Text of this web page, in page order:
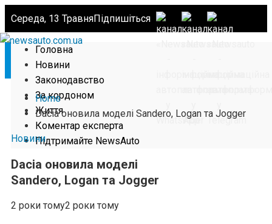
Середа, 13 ТравняПідпишіться
Головна
Новини
Законодавство
За кордоном
Життя
Коментар експерта
Підтримайте NewsAuto
Home
Dacia оновила моделі Sandero, Logan та Jogger
Новини
Dacia оновила моделі
Sandero, Logan та Jogger
2 роки тому2 роки тому